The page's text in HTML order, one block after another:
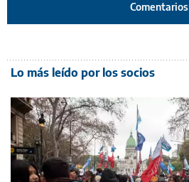
Comentarios
Lo más leído por los socios